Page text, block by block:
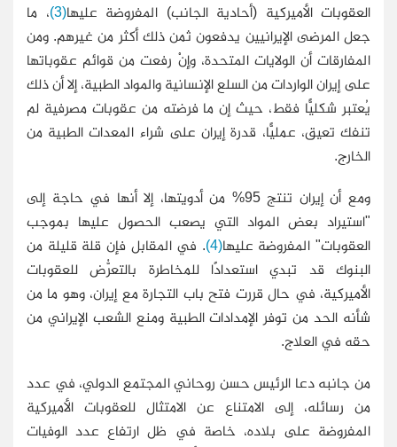
العقوبات الأميركية (أحادية الجانب) المفروضة عليها(3)
، ما
جعل المرضى الإيرانيين يدفعون ثمن ذلك أكثر من غيرهم. ومن
المفارقات أن الولايات المتحدة، وإِنْ رفعت من قوائم عقوباتها
على إيران الواردات من السلع الإنسانية والمواد الطبية، إلا أن ذلك
يُعتبر شكليًّا فقط، حيث إن ما فرضته من عقوبات مصرفية لم
تنفك تعيق، عمليًّا، قدرة إيران على شراء المعدات الطبية من
الخارج.
ومع أن إيران تنتج 95% من أدويتها، إلا أنها في حاجة إلى
"استيراد بعض المواد التي يصعب الحصول عليها بموجب
العقوبات" المفروضة عليها(4)
. في المقابل فإن قلة قليلة من
البنوك قد تبدي استعدادًا للمخاطرة بالتعرُّض للعقوبات
الأميركية، في حال قررت فتح باب التجارة مع إيران، وهو ما من
شأنه الحد من توفر الإمدادات الطبية ومنع الشعب الإيراني من
حقه في العلاج.
من جانبه دعا الرئيس حسن روحاني المجتمع الدولي، في عدد
من رسائله، إلى الامتناع عن الامتثال للعقوبات الأميركية
المفروضة على بلاده، خاصة في ظل ارتفاع عدد الوفيات